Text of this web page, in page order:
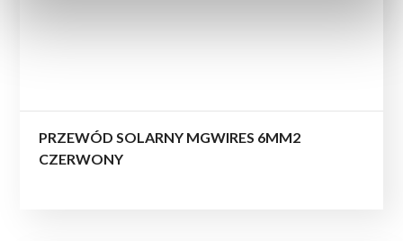
PRZEWÓD SOLARNY MGWIRES 6MM2
CZERWONY